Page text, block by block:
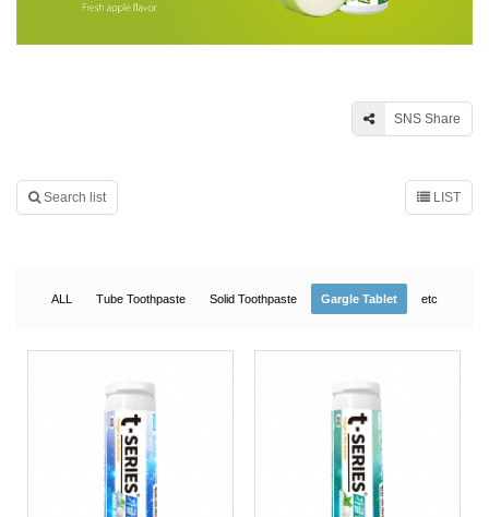
SNS Share
Search list LIST
ALL Tube Toothpaste Solid Toothpaste Gargle Tablet etc